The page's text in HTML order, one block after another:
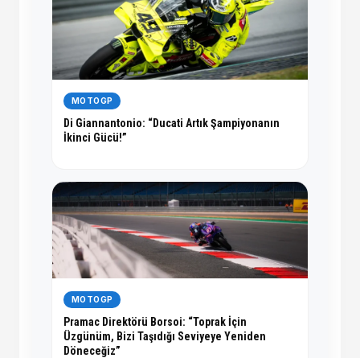
MOTOGP
Di Giannantonio: “Ducati Artık Şampiyonanın
İkinci Gücü!”
MOTOGP
Pramac Direktörü Borsoi: “Toprak İçin
Üzgünüm, Bizi Taşıdığı Seviyeye Yeniden
Döneceğiz”